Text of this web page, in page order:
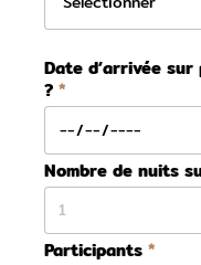
Date d’arrivée
?
Nombre de nuits
Participants